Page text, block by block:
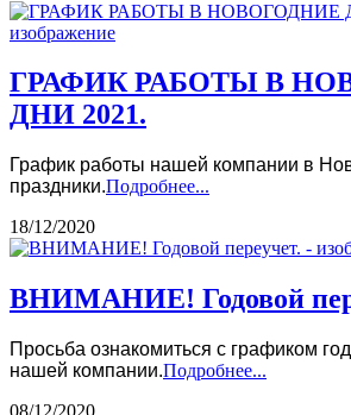
ГРАФИК РАБОТЫ В
ДНИ 2021.
График работы нашей компании в
праздники.Подробнее...
18/12/2020
ВНИМАНИЕ! Годовой
Просьба ознакомиться с графиком
нашей компании.Подробнее...